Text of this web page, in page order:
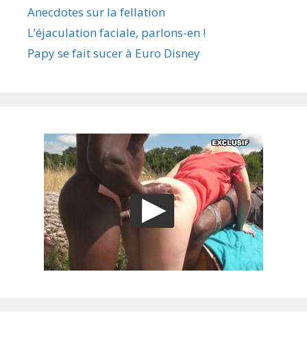
Anecdotes sur la fellation
L’éjaculation faciale, parlons-en !
Papy se fait sucer à Euro Disney